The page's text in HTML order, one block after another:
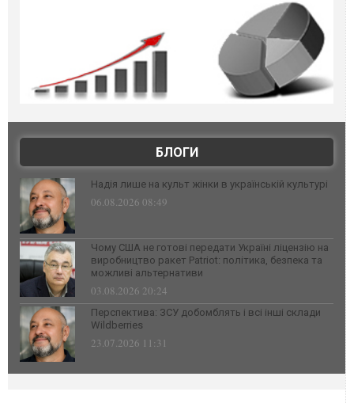
БЛОГИ
Надія лише на культ жінки в українській культурі
06.08.2026 08:49
Чому США не готові передати Україні ліцензію на
виробництво ракет Patriot: політика, безпека та
можливі альтернативи
03.08.2026 20:24
Перспектива: ЗСУ добомблять і всі інші склади
Wildberries
23.07.2026 11:31